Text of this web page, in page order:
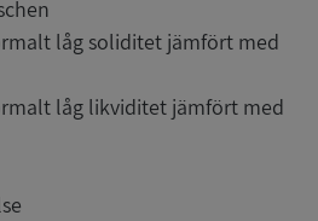
låg soliditet jämfört med
låg likviditet jämfört med